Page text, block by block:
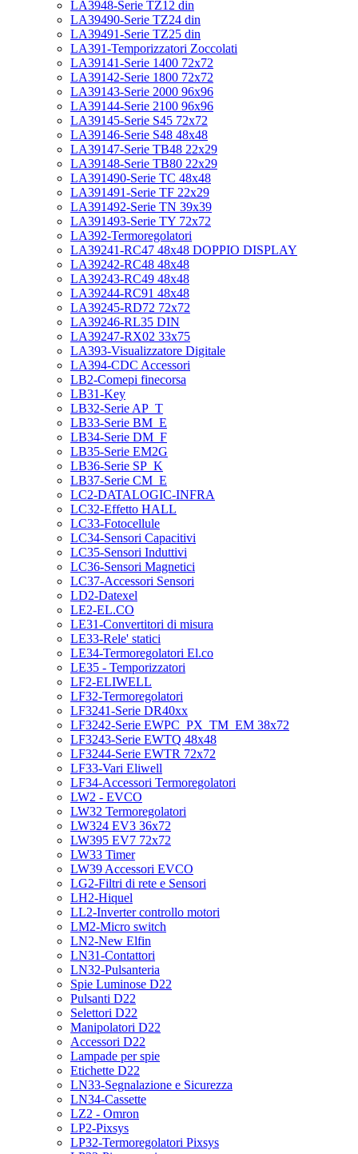
LA3948-Serie TZ12 din
LA39490-Serie TZ24 din
LA39491-Serie TZ25 din
LA391-Temporizzatori Zoccolati
LA39141-Serie 1400 72x72
LA39142-Serie 1800 72x72
LA39143-Serie 2000 96x96
LA39144-Serie 2100 96x96
LA39145-Serie S45 72x72
LA39146-Serie S48 48x48
LA39147-Serie TB48 22x29
LA39148-Serie TB80 22x29
LA391490-Serie TC 48x48
LA391491-Serie TF 22x29
LA391492-Serie TN 39x39
LA391493-Serie TY 72x72
LA392-Termoregolatori
LA39241-RC47 48x48 DOPPIO DISPLAY
LA39242-RC48 48x48
LA39243-RC49 48x48
LA39244-RC91 48x48
LA39245-RD72 72x72
LA39246-RL35 DIN
LA39247-RX02 33x75
LA393-Visualizzatore Digitale
LA394-CDC Accessori
LB2-Comepi finecorsa
LB31-Key
LB32-Serie AP_T
LB33-Serie BM_E
LB34-Serie DM_F
LB35-Serie EM2G
LB36-Serie SP_K
LB37-Serie CM_E
LC2-DATALOGIC-INFRA
LC32-Effetto HALL
LC33-Fotocellule
LC34-Sensori Capacitivi
LC35-Sensori Induttivi
LC36-Sensori Magnetici
LC37-Accessori Sensori
LD2-Datexel
LE2-EL.CO
LE31-Convertitori di misura
LE33-Rele' statici
LE34-Termoregolatori El.co
LE35 - Temporizzatori
LF2-ELIWELL
LF32-Termoregolatori
LF3241-Serie DR40xx
LF3242-Serie EWPC_PX_TM_EM 38x72
LF3243-Serie EWTQ 48x48
LF3244-Serie EWTR 72x72
LF33-Vari Eliwell
LF34-Accessori Termoregolatori
LW2 - EVCO
LW32 Termoregolatori
LW324 EV3 36x72
LW395 EV7 72x72
LW33 Timer
LW39 Accessori EVCO
LG2-Filtri di rete e Sensori
LH2-Hiquel
LL2-Inverter controllo motori
LM2-Micro switch
LN2-New Elfin
LN31-Contattori
LN32-Pulsanteria
Spie Luminose D22
Pulsanti D22
Selettori D22
Manipolatori D22
Accessori D22
Lampade per spie
Etichette D22
LN33-Segnalazione e Sicurezza
LN34-Cassette
LZ2 - Omron
LP2-Pixsys
LP32-Termoregolatori Pixsys